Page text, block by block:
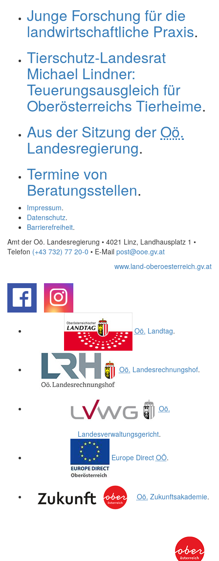
Junge Forschung für die
landwirtschaftliche Praxis.
Tierschutz-Landesrat
Michael Lindner:
Teuerungsausgleich für
Oberösterreichs Tierheime.
Aus der Sitzung der Oö.
Landesregierung.
Termine von
Beratungsstellen.
Impressum.
Datenschutz.
Barrierefreiheit.
Amt der Oö. Landesregierung • 4021 Linz, Landhausplatz 1 •
Telefon (+43 732) 77 20-0 • E-Mail post@ooe.gv.at
www.land-oberoesterreich.gv.at
Oö. Landtag.
Oö. Landesrechnungshof.
Oö.
Landesverwaltungsgericht.
Europe Direct OÖ.
Oö. Zukunftsakademie.